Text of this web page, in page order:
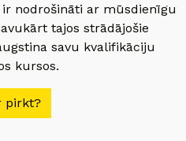
nodrošināti ar mūsdienīgu
tajos strādājošie
savu kvalifikāciju
kursos.
pirkt?